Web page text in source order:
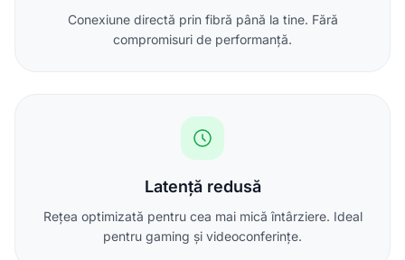
Conexiune directă prin fibră până la tine. Fără
compromisuri de performanță.
Latență redusă
Rețea optimizată pentru cea mai mică întârziere. Ideal
pentru gaming și videoconferințe.